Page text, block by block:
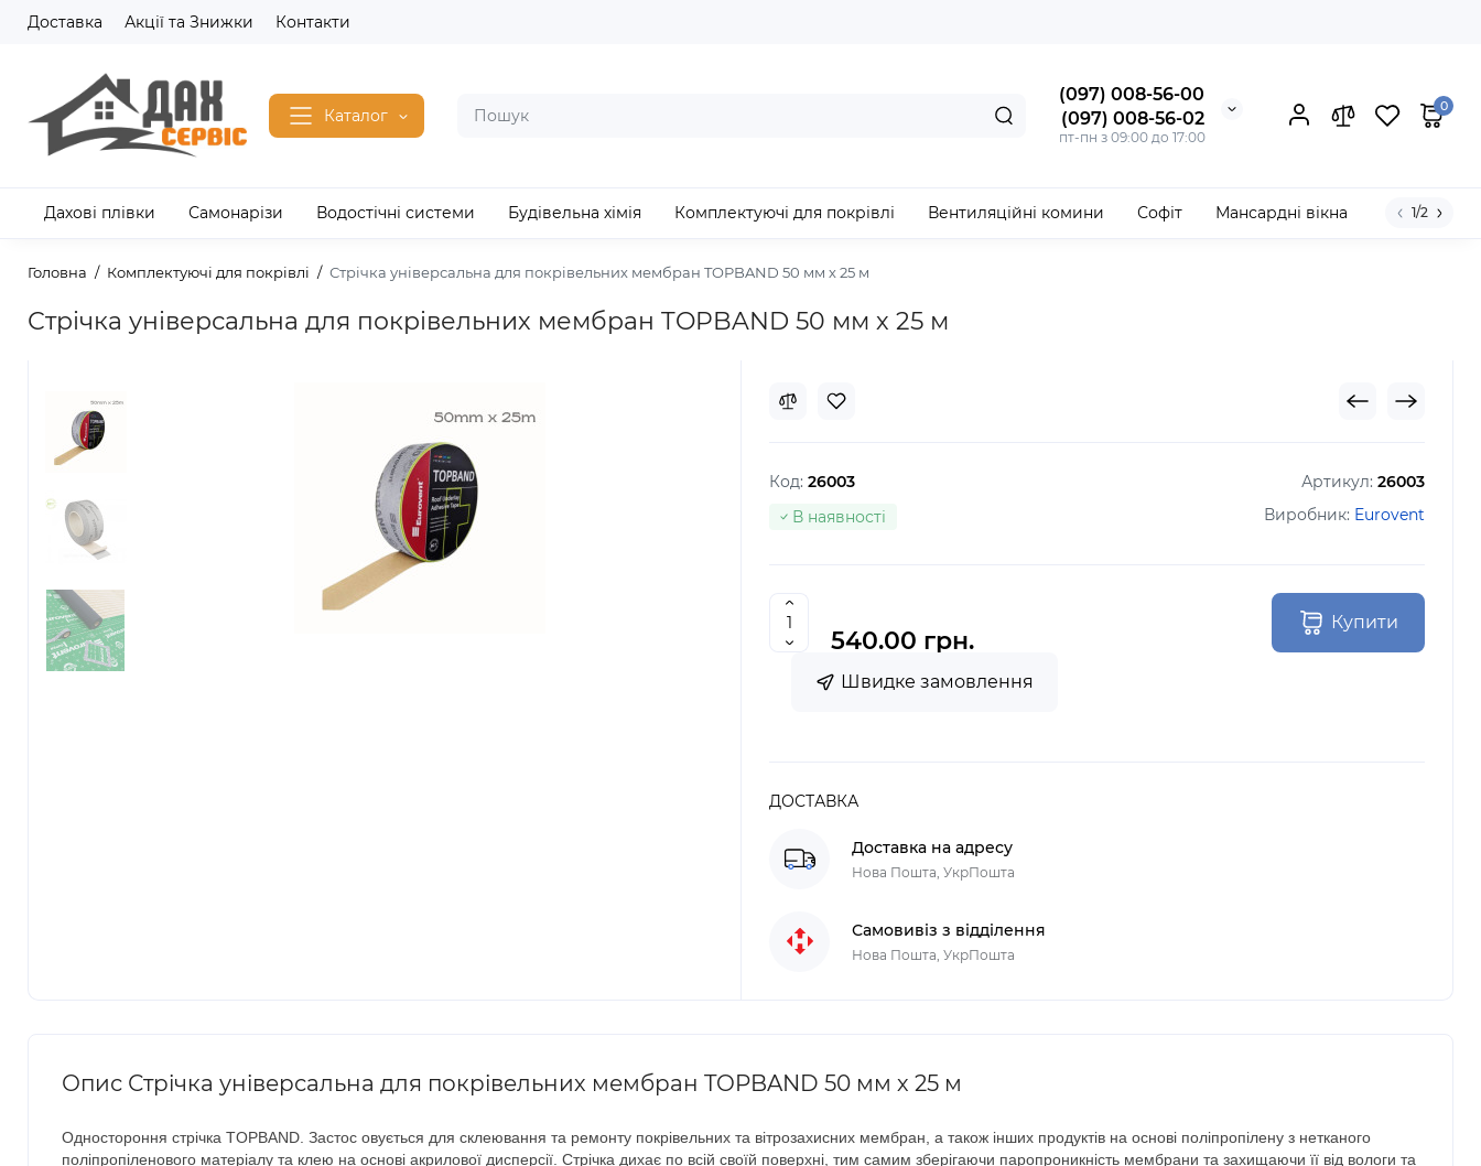
Доставка Акції та Знижки Контакти
Каталог
(097) 008-56-00
(097) 008-56-02
пт-пн з 09:00 до 17:00
0
Дахові плівки Самонарізи Водостічні системи Будівельна хімія Комплектуючі для покрівлі Вентиляційні комини Софіт Мансардні вікна 1/2
Головна Комплектуючі для покрівлі Стрічка універсальна для покрівельних мембран TOPBAND 50 мм х 25 м
Стрічка універсальна для покрівельних мембран TOPBAND 50 мм х 25 м
Код: 26003 Артикул: 26003
Виробник: Eurovent
В наявності
540.00 грн.
Купити
Швидке замовлення
ДОСТАВКА
Доставка на адресу
Нова Пошта, УкрПошта
Самовивіз з відділення
Нова Пошта, УкрПошта
Опис Стрічка універсальна для покрівельних мембран TOPBAND 50 мм х 25 м
Одностороння стрічка TOPBAND. Застос овується для склеювання та ремонту покрівельних та вітрозахисних мембран, а також інших продуктів на основі поліпропілену з нетканого
поліпропіленового матеріалу та клею на основі акрилової дисперсії. Стрічка дихає по всій своїй поверхні, тим самим зберігаючи паропроникність мембрани та захищаючи її від вологи та